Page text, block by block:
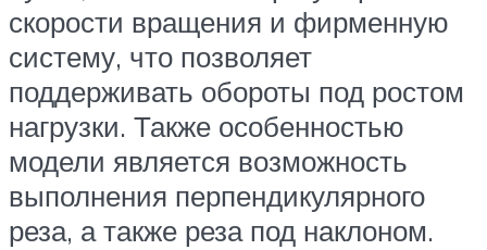
скорости вращения и фирменную
систему, что позволяет
поддерживать обороты под ростом
нагрузки. Также особенностью
модели является возможность
выполнения перпендикулярного
реза, а также реза под наклоном.